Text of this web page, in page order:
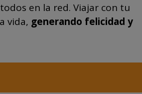
en la red. Viajar con tu
vida, generando felicidad y